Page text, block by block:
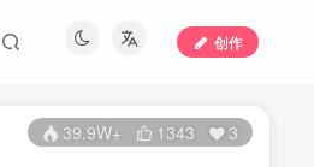
创作
39.9W+ 1343 3